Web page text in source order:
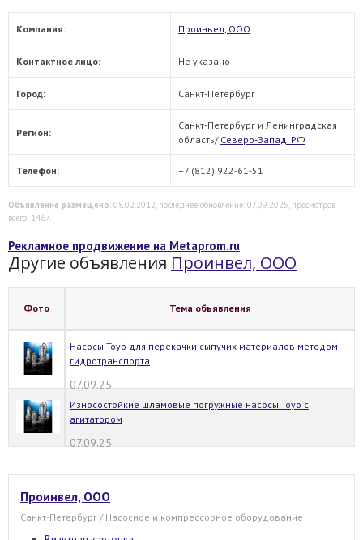
Компания: Проинвел, ООО
Контактное лицо: Не указано
Город: Санкт-Петербург
Регион:
Санкт-Петербург и Ленинградская
область/ Северо-Запад. РФ
Телефон: +7 (812) 922-61-51
Объявление размещено: 08.02.2012, последнее обновление: 07.09.2025, просмотров
всего: 1467.
Рекламное продвижение на Metaprom.ru
Другие объявления Проинвел, ООО
Фото Тема объявления
Насосы Toyo для перекачки сыпучих материалов методом
гидротранспорта
07.09.25
Износостойкие шламовые погружные насосы Toyo с
агитатором
07.09.25
Проинвел, ООО
Санкт-Петербург / Насосное и компрессорное оборудование